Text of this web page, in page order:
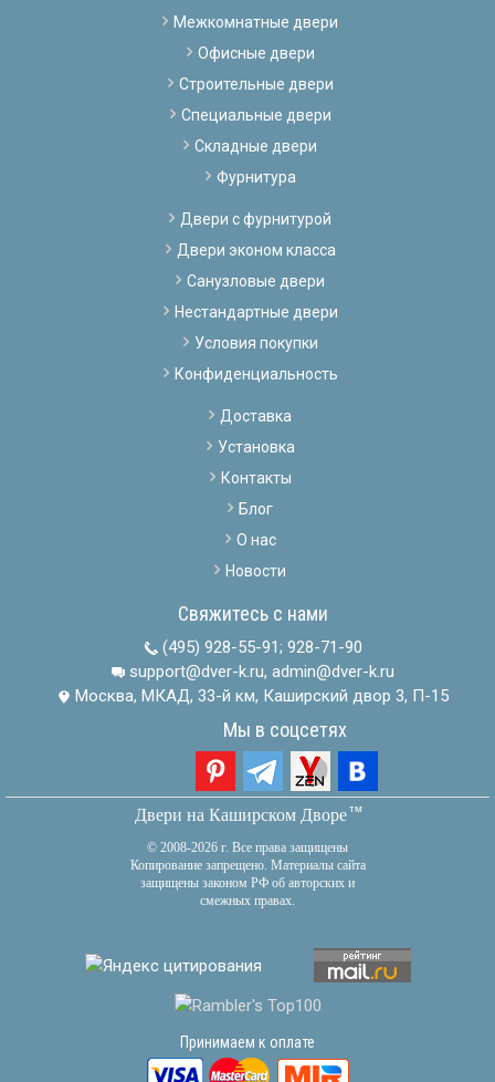
Межкомнатные двери
Офисные двери
Строительные двери
Специальные двери
Складные двери
Фурнитура
Двери с фурнитурой
Двери эконом класса
Санузловые двери
Нестандартные двери
Условия покупки
Конфиденциальность
Доставка
Установка
Контакты
Блог
О нас
Новости
Свяжитесь с нами
(495) 928-55-91; 928-71-90
support@dver-k.ru, admin@dver-k.ru
Москва, МКАД, 33-й км, Каширский двор 3, П-15
Мы в соцсетях
Двери на Каширском Дворетм
© 2008-2026 г. Все права защищены
Копирование запрещено. Материалы сайта
защищены законом РФ об авторских и
смежных правах.
Принимаем к оплате